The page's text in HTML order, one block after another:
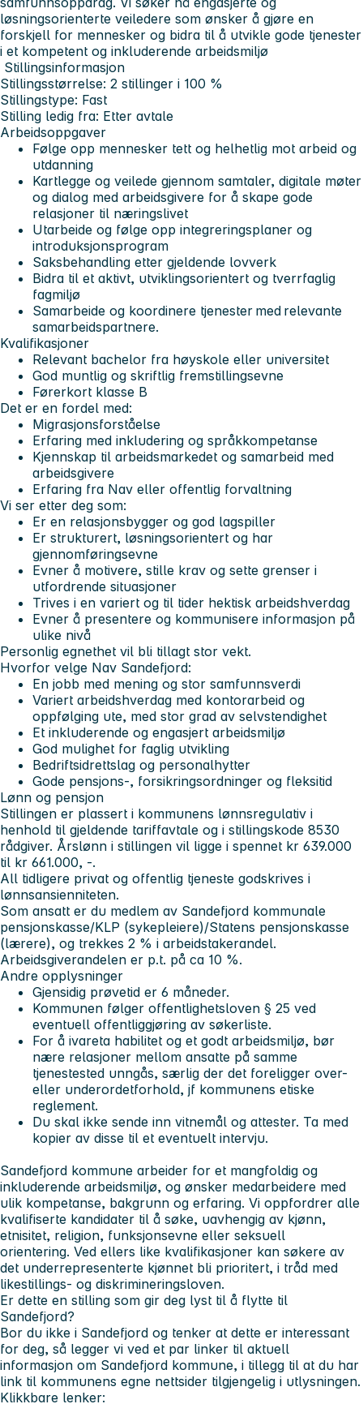
løsningsorienterte veiledere som ønsker å gjøre en
forskjell for mennesker og bidra til å utvikle gode tjenester
i et kompetent og inkluderende arbeidsmiljø
Stillingsinformasjon
Stillingsstørrelse: 2 stillinger i 100 %
Stillingstype: Fast
Stilling ledig fra: Etter avtale
Arbeidsoppgaver
Følge opp mennesker tett og helhetlig mot arbeid og
utdanning
Kartlegge og veilede gjennom samtaler, digitale møter
og dialog med arbeidsgivere for å skape gode
relasjoner til næringslivet
Utarbeide og følge opp integreringsplaner og
introduksjonsprogram
Saksbehandling etter gjeldende lovverk
Bidra til et aktivt, utviklingsorientert og tverrfaglig
fagmiljø
Samarbeide og koordinere tjenester med relevante
samarbeidspartnere.
Kvalifikasjoner
Relevant bachelor fra høyskole eller universitet
God muntlig og skriftlig fremstillingsevne
Førerkort klasse B
Det er en fordel med:
Migrasjonsforståelse
Erfaring med inkludering og språkkompetanse
Kjennskap til arbeidsmarkedet og samarbeid med
arbeidsgivere
Erfaring fra Nav eller offentlig forvaltning
Vi ser etter deg som:
Er en relasjonsbygger og god lagspiller
Er strukturert, løsningsorientert og har
gjennomføringsevne
Evner å motivere, stille krav og sette grenser i
utfordrende situasjoner
Trives i en variert og til tider hektisk arbeidshverdag
Evner å presentere og kommunisere informasjon på
ulike nivå
Personlig egnethet vil bli tillagt stor vekt.
Hvorfor velge Nav Sandefjord:
En jobb med mening og stor samfunnsverdi
Variert arbeidshverdag med kontorarbeid og
oppfølging ute, med stor grad av selvstendighet
Et inkluderende og engasjert arbeidsmiljø
God mulighet for faglig utvikling
Bedriftsidrettslag og personalhytter
Gode pensjons-, forsikringsordninger og fleksitid
Lønn og pensjon
Stillingen er plassert i kommunens lønnsregulativ i
henhold til gjeldende tariffavtale og i stillingskode 8530
rådgiver. Årslønn i stillingen vil ligge i spennet kr 639.000
til kr 661.000, -.
All tidligere privat og offentlig tjeneste godskrives i
lønnsansienniteten.
Som ansatt er du medlem av Sandefjord kommunale
pensjonskasse/KLP (sykepleiere)/Statens pensjonskasse
(lærere), og trekkes 2 % i arbeidstakerandel.
Arbeidsgiverandelen er p.t. på ca 10 %.
Andre opplysninger
Gjensidig prøvetid er 6 måneder.
Kommunen følger offentlighetsloven § 25 ved
eventuell offentliggjøring av søkerliste.
For å ivareta habilitet og et godt arbeidsmiljø, bør
nære relasjoner mellom ansatte på samme
tjenestested unngås, særlig der det foreligger over-
eller underordetforhold, jf kommunens etiske
reglement.
Du skal ikke sende inn vitnemål og attester. Ta med
kopier av disse til et eventuelt intervju.
Sandefjord kommune arbeider for et mangfoldig og
inkluderende arbeidsmiljø, og ønsker medarbeidere med
ulik kompetanse, bakgrunn og erfaring. Vi oppfordrer alle
kvalifiserte kandidater til å søke, uavhengig av kjønn,
etnisitet, religion, funksjonsevne eller seksuell
orientering. Ved ellers like kvalifikasjoner kan søkere av
det underrepresenterte kjønnet bli prioritert, i tråd med
likestillings‑ og diskrimineringsloven.
Er dette en stilling som gir deg lyst til å flytte til
Sandefjord?
Bor du ikke i Sandefjord og tenker at dette er interessant
for deg, så legger vi ved et par linker til aktuell
informasjon om Sandefjord kommune, i tillegg til at du har
link til kommunens egne nettsider tilgjengelig i utlysningen.
Klikkbare lenker: